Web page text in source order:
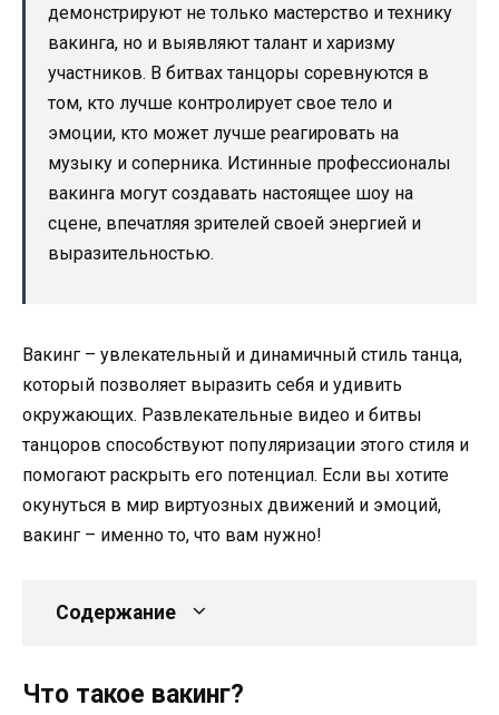
демонстрируют не только мастерство и технику
вакинга, но и выявляют талант и харизму
участников. В битвах танцоры соревнуются в
том, кто лучше контролирует свое тело и
эмоции, кто может лучше реагировать на
музыку и соперника. Истинные профессионалы
вакинга могут создавать настоящее шоу на
сцене, впечатляя зрителей своей энергией и
выразительностью.
Вакинг – увлекательный и динамичный стиль танца,
который позволяет выразить себя и удивить
окружающих. Развлекательные видео и битвы
танцоров способствуют популяризации этого стиля и
помогают раскрыть его потенциал. Если вы хотите
окунуться в мир виртуозных движений и эмоций,
вакинг – именно то, что вам нужно!
Содержание
Что такое вакинг?